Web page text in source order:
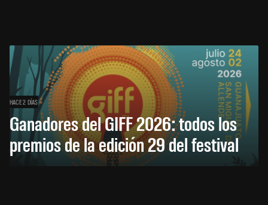
HACE 2 DÍAS
Ganadores del GIFF 2026: todos los
premios de la edición 29 del festival